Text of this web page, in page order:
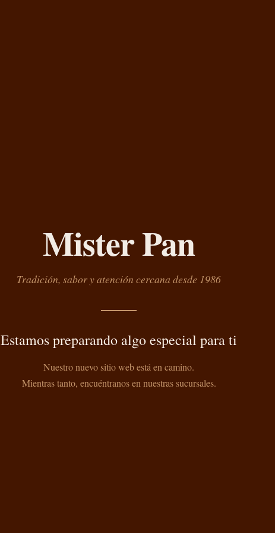
Mister Pan
Tradición, sabor y atención cercana desde 1986
Estamos preparando algo especial para ti
Nuestro nuevo sitio web está en camino.
Mientras tanto, encuéntranos en nuestras sucursales.